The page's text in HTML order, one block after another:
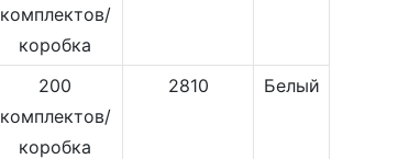
комплектов/
коробка
200
комплектов/
коробка
2810 Белый